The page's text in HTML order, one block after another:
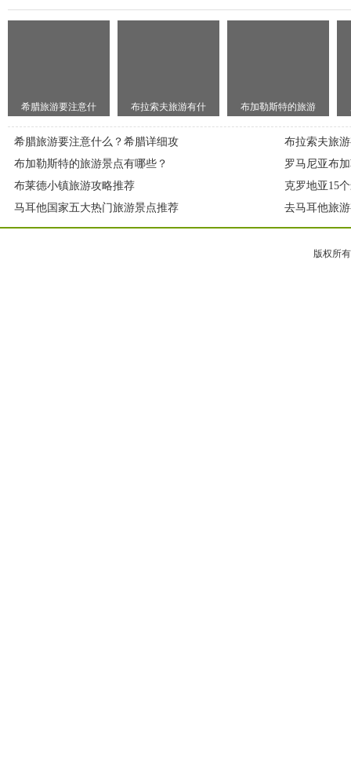
希腊旅游要注意什 布拉索夫旅游有什 布加勒斯特的旅游
希腊旅游要注意什么？希腊详细攻
布拉索夫旅
布加勒斯特的旅游景点有哪些？
罗马尼亚布
布莱德小镇旅游攻略推荐
克罗地亚15
马耳他国家五大热门旅游景点推荐
去马耳他旅
版权所